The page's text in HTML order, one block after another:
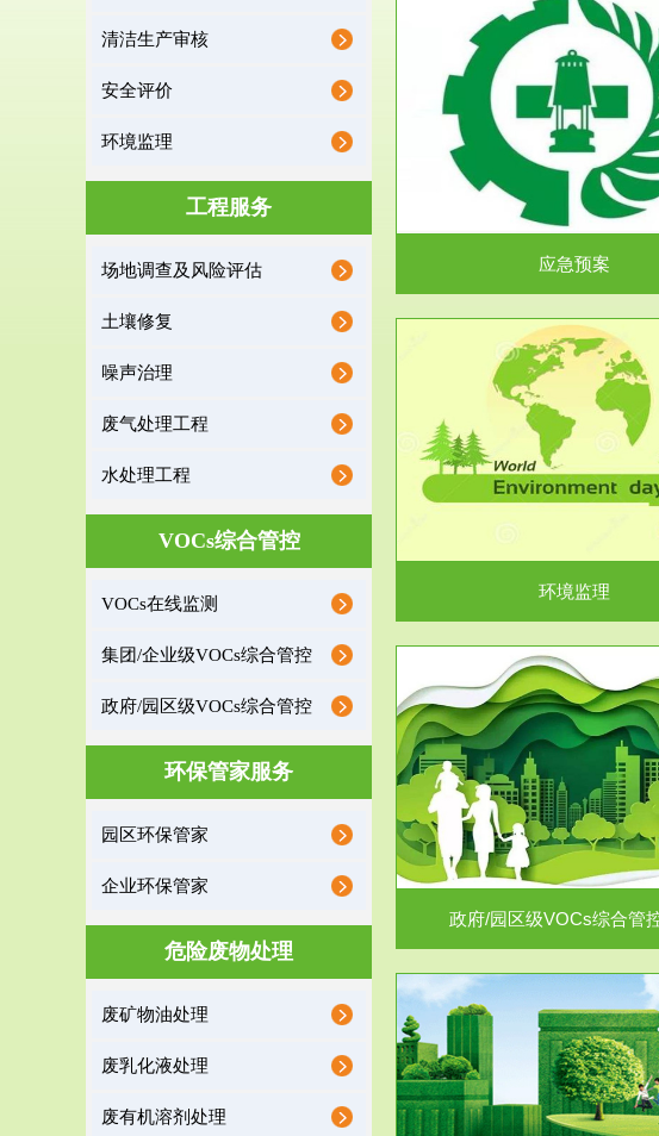
清洁生产审核
安全评价
环境监理
工程服务
场地调查及风险评估
土壤修复
噪声治理
废气处理工程
水处理工程
VOCs综合管控
VOCs在线监测
集团/企业级VOCs综合管控
政府/园区级VOCs综合管控
环保管家服务
园区环保管家
企业环保管家
危险废物处理
废矿物油处理
废乳化液处理
废有机溶剂处理
业事业单位应当按照...
应急预案
服务范围
清洁生产审核
根据《中华人民共和国清洁生
洁生产审核暂行办
收监管的重要辅助...
环境监理
服务范围
VOCs在线监测
根据《重点区域大气污染防治“
机废气净化率达
政府/园区级VOCs综合管控服务
根据《石化行业挥发性有机物综合整治方案》文
政府/园区级VOCs综合管
服务范围
场地调查及风险
受政府或企业委托，对于拟关停
地利用方式或者土
服务范围
噪声治理
服务范围
废气处理工程